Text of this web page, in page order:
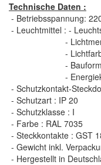
Technische Daten :
- Betriebsspannung:
- Leuchtmittel : -
- Lichtmenge:
- Lichtfarbe:
- Bauform:
-
- Schutzkontakt-
- Schutzart : IP 20
- Schutzklasse : I
- Farbe : RAL 7035
- Steckkontakte : GST
- Gewicht inkl.
- Hergestellt in